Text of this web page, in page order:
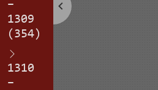
–
1309
(354)
1310
–